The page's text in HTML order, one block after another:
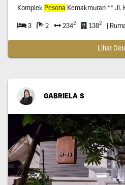
Komplek Pesona Kemakmuran ** Jl. Kemakmuran Raya **
3 2 2342 1382 |
Lihat
GABRIELA S